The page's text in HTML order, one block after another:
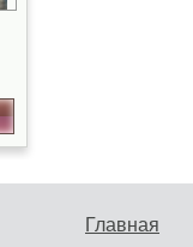
Главная